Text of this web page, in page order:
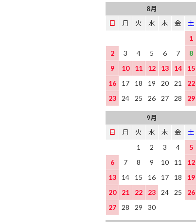
8月
日
月 火 水 木 金
土
1
2
3 4 5 6 7
8
9
10 11 12 13 14
15
16
17 18 19 20 21
22
23
24 25 26 27 28 29
9月
日
月 火 水 木 金
土
1
2 3 4
5
6
7 8 9 10 11
12
13
14 15 16 17 18
19
20
21 22 23 24 25
26
27
28 29 30